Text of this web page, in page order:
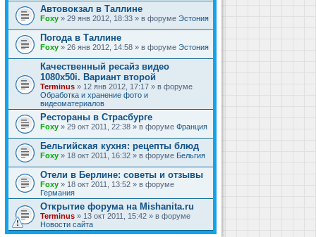
Автовокзал в Таллине
Foxy » 29 янв 2012, 18:33 » в форуме Эстония
Погода в Таллине
Foxy » 26 янв 2012, 14:58 » в форуме Эстония
Качественный ресайз видео
1080x50i. Вариант второй
Terminus » 12 янв 2012, 17:17 » в форуме
Обработка и хранение фото и
видеоматериалов
Рестораны в Страсбурге
Foxy » 29 окт 2011, 22:38 » в форуме Франция
Бельгийская кухня: рецепты блюд
Foxy » 18 окт 2011, 16:32 » в форуме Бельгия
Отели в Берлине: советы и отзывы
Foxy » 18 окт 2011, 13:52 » в форуме
Германия
Открытие форума на Mishanita.ru
Terminus » 13 окт 2011, 15:42 » в форуме
Новости сайта